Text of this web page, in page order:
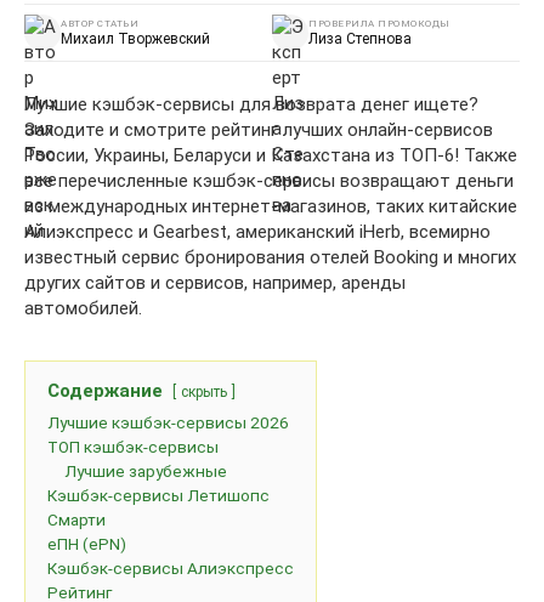
АВТОР СТАТЬИ
Михаил Творжевский
ПРОВЕРИЛА ПРОМОКОДЫ
Лиза Степнова
Лучшие кэшбэк-сервисы для возврата денег ищете?
Заходите и смотрите рейтинг лучших онлайн-сервисов
России, Украины, Беларуси и Казахстана из ТОП-6! Также
все перечисленные кэшбэк-сервисы возвращают деньги
из международных интернет-магазинов, таких китайские
Алиэкспресс и Gearbest, американский iHerb, всемирно
известный сервис бронирования отелей Booking и многих
других сайтов и сервисов, например, аренды
автомобилей.
Содержание скрыть
Лучшие кэшбэк-сервисы 2026
ТОП кэшбэк-сервисы
Лучшие зарубежные
Кэшбэк-сервисы Летишопс
Смарти
еПН (ePN)
Кэшбэк-сервисы Алиэкспресс
Рейтинг